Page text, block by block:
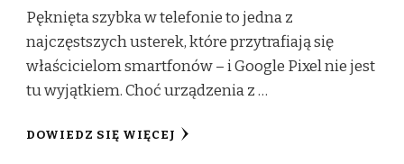
Pęknięta szybka w telefonie to jedna z
najczęstszych usterek, które przytrafiają się
właścicielom smartfonów – i Google Pixel nie jest
tu wyjątkiem. Choć urządzenia z …
DOWIEDZ SIĘ WIĘCEJ